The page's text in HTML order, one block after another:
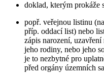
doklad, kterým prokáže
popř. veřejnou listinu
příp. oddací list) nebo
zápis narození,
jeho rodiny, nebo jeho
je to nezbytné pro
před orgány územních